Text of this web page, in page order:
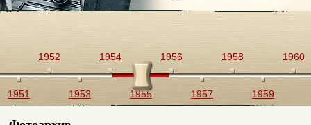
1951
1952
1953
1954
1955
1956
1957
1958
1959
1960